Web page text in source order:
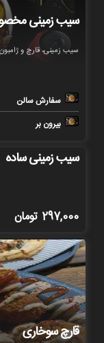
سیب زمینی
سیب زمینی، قارچ و
سفارش سالن
بیرون بر
سیب زمینی ساده
297,000 تومان
قارچ سوخاری